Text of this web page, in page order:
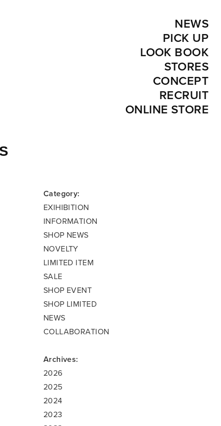
NEWS
PICK UP
LOOK BOOK
STORES
CONCEPT
RECRUIT
ONLINE STORE
Category:
EXIHIBITION
INFORMATION
SHOP NEWS
NOVELTY
LIMITED ITEM
SALE
SHOP EVENT
SHOP LIMITED
NEWS
COLLABORATION
Archives:
2026
2025
2024
2023